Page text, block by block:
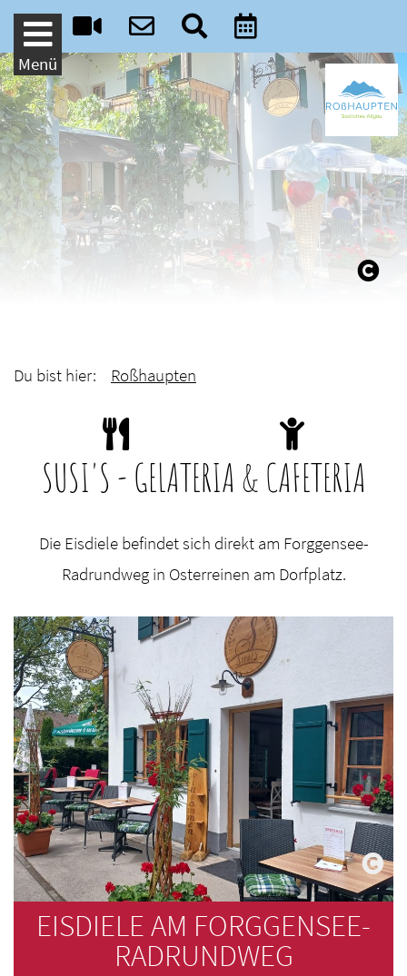
Weiter zum Inhalt
Menü
Du bist hier: Roßhaupten
SUSI'S - GELATERIA & CAFETERIA
Die Eisdiele befindet sich direkt am Forggensee-
Radrundweg in Osterreinen am Dorfplatz.
EISDIELE AM FORGGENSEE-
RADRUNDWEG